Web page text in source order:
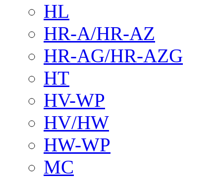
HL
HR-A/HR-AZ
HR-AG/HR-AZG
HT
HV-WP
HV/HW
HW-WP
MC